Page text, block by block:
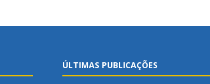
ÚLTIMAS PUBLICAÇÕES